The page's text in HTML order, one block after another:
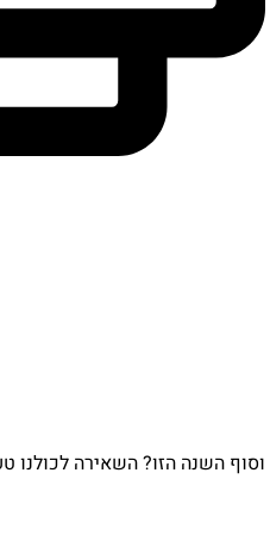
השנה הזו? השאירה לכולנו